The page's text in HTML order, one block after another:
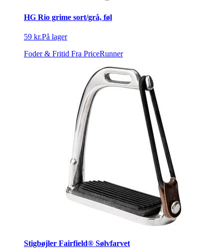
HG Rio grime sort/grå, føl
59 kr.På lager
Foder & Fritid Fra PriceRunner
Stigbøjler Fairfield® Sølvfarvet